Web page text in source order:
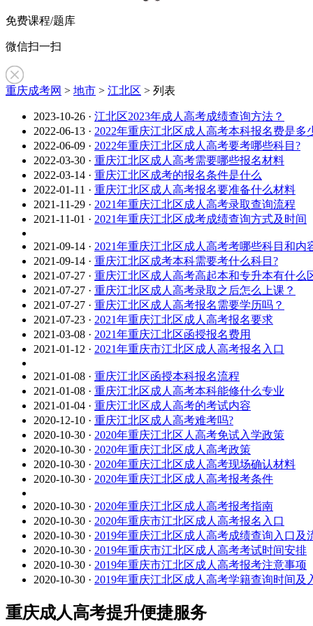
免费课程/题库
微信扫一扫
重庆成考网 > 地市 > 江北区 > 列表
2023-10-26 · 江北区2023年成人高考成绩查询方法？
2022-06-13 · 2022年重庆江北区成人高考本科报名费是多
2022-06-09 · 2022年重庆江北区成人高考要考哪些科目?
2022-03-30 · 重庆江北区成人高考需要哪些报名材料
2022-03-14 · 重庆江北区成考的报名条件是什么
2022-01-11 · 重庆江北区成人高考报名要准备什么材料
2021-11-29 · 2021年重庆江北区成人高考录取查询流程
2021-11-01 · 2021年重庆江北区成考成绩查询方式及时间
2021-09-14 · 2021年重庆江北区成人高考考哪些科目和内
2021-09-14 · 重庆江北区成考本科需要考什么科目?
2021-07-27 · 重庆江北区成人高考高起本和专升本有什么
2021-07-27 · 重庆江北区成人高考录取之后怎么上课？
2021-07-27 · 重庆江北区成人高考报名需要学历吗？
2021-07-23 · 2021年重庆江北区成人高考报名要求
2021-03-08 · 2021年重庆江北区函授报名费用
2021-01-12 · 2021年重庆市江北区成人高考报名入口
2021-01-08 · 重庆江北区函授本科报名流程
2021-01-08 · 重庆江北区成人高考本科能修什么专业
2021-01-04 · 重庆江北区成人高考的考试内容
2020-12-10 · 重庆江北区成人高考难考吗?
2020-10-30 · 2020年重庆江北区人高考免试入学政策
2020-10-30 · 2020年重庆江北区成人高考政策
2020-10-30 · 2020年重庆江北区成人高考现场确认材料
2020-10-30 · 2020年重庆江北区成人高考报考条件
2020-10-30 · 2020年重庆江北区成人高考报考指南
2020-10-30 · 2020年重庆市江北区成人高考报名入口
2020-10-30 · 2019年重庆江北区成人高考成绩查询入口及
2020-10-30 · 2019年重庆市江北区成人高考考试时间安排
2020-10-30 · 2019年重庆市江北区成人高考报考注意事项
2020-10-30 · 2019年重庆江北区成人高考学籍查询时间及
重庆成人高考提升便捷服务